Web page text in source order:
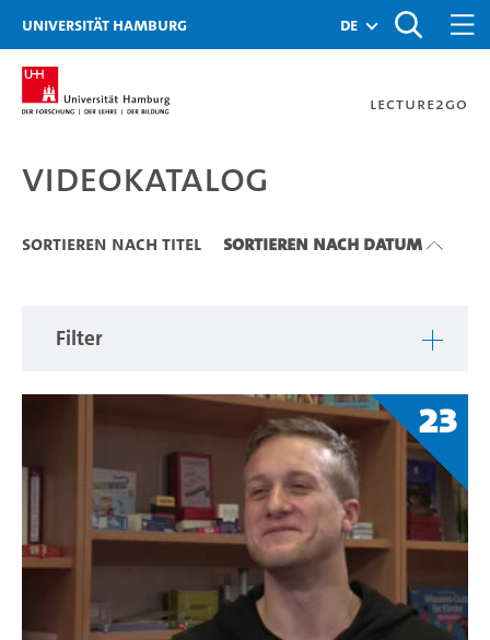
Zu den Filtern
Zur Metanavigation
Zur Hauptnavigation
Zur Suche
Zum Inhalt
Zum Seitenfuss
Universität Hamburg de
Lecture2Go
Videokatalog
Videokatalog
Sortieren nach Titel Sortieren nach Datum
Filter
23